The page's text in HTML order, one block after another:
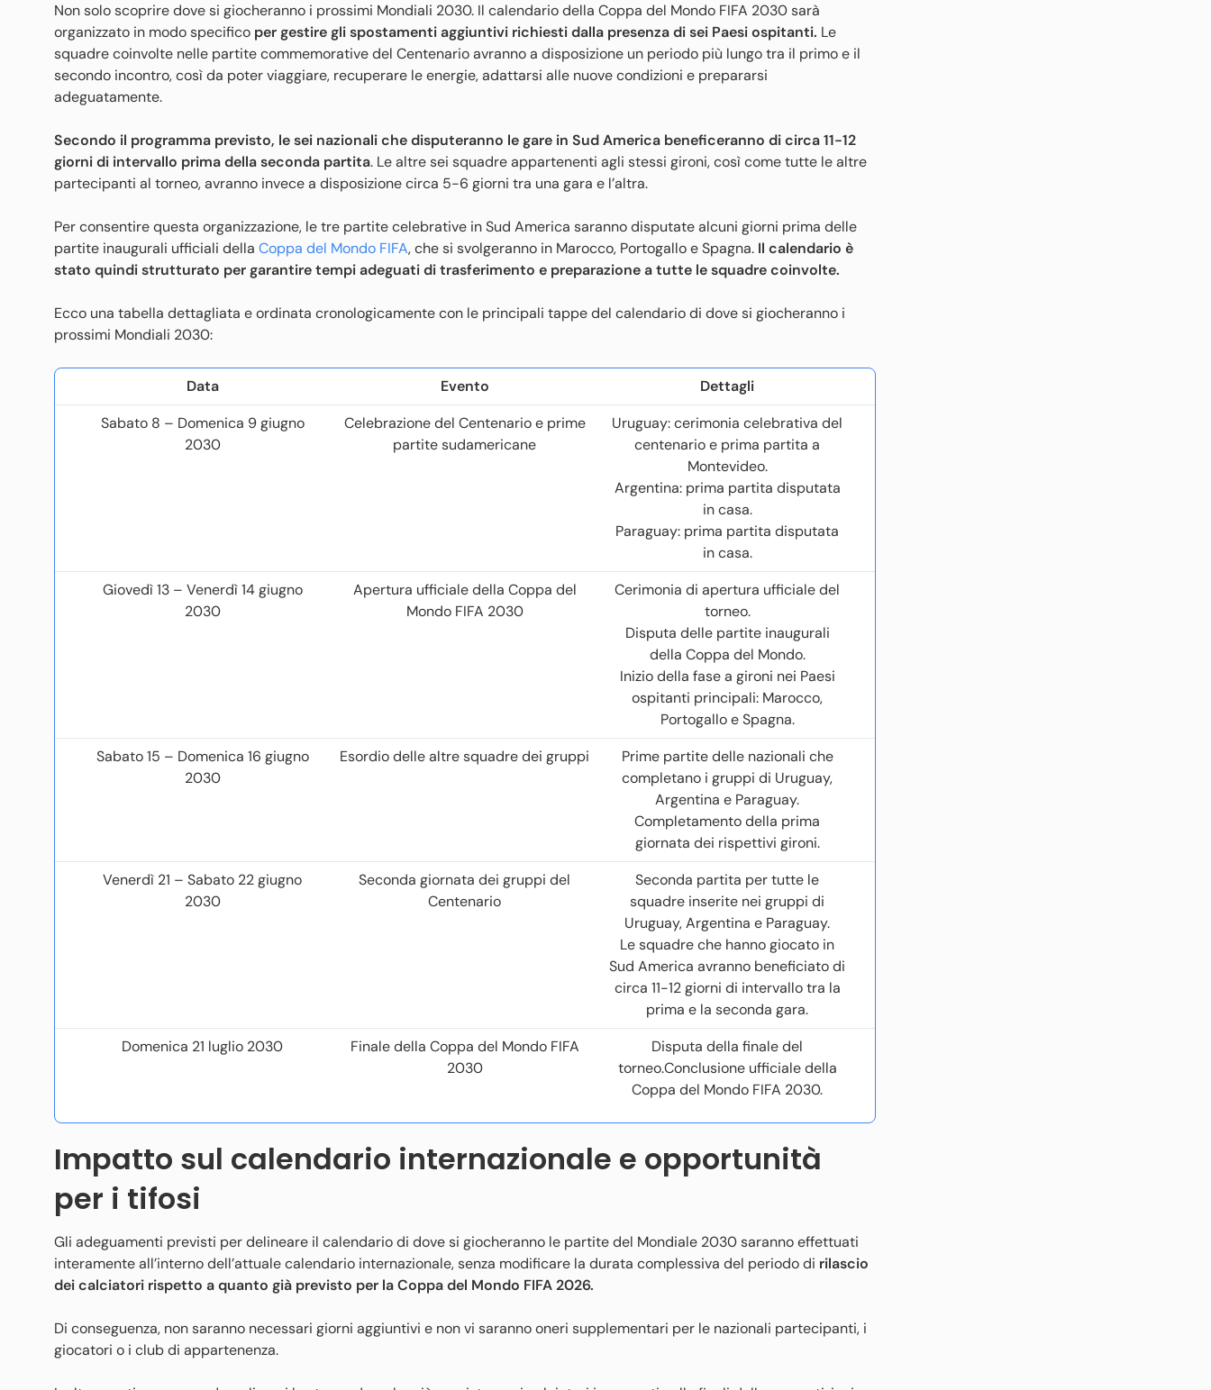
Non solo scoprire dove si giocheranno i prossimi Mondiali 2030. Il calendario della Coppa del Mondo FIFA 2030 sarà
organizzato in modo specifico per gestire gli spostamenti aggiuntivi richiesti dalla presenza di sei Paesi ospitanti. Le
squadre coinvolte nelle partite commemorative del Centenario avranno a disposizione un periodo più lungo tra il primo e il
secondo incontro, così da poter viaggiare, recuperare le energie, adattarsi alle nuove condizioni e prepararsi
adeguatamente.
Secondo il programma previsto, le sei nazionali che disputeranno le gare in Sud America beneficeranno di circa 11-12
giorni di intervallo prima della seconda partita. Le altre sei squadre appartenenti agli stessi gironi, così come tutte le altre
partecipanti al torneo, avranno invece a disposizione circa 5-6 giorni tra una gara e l’altra.
Per consentire questa organizzazione, le tre partite celebrative in Sud America saranno disputate alcuni giorni prima delle
partite inaugurali ufficiali della Coppa del Mondo FIFA, che si svolgeranno in Marocco, Portogallo e Spagna. Il calendario è
stato quindi strutturato per garantire tempi adeguati di trasferimento e preparazione a tutte le squadre coinvolte.
Ecco una tabella dettagliata e ordinata cronologicamente con le principali tappe del calendario di dove si giocheranno i
prossimi Mondiali 2030:
Data Evento
Dettagli
Sabato 8 – Domenica 9 giugno
2030
Celebrazione del Centenario e prime
partite sudamericane
Uruguay: cerimonia celebrativa del
centenario e prima partita a
Montevideo.
Argentina: prima partita disputata
in casa.
Paraguay: prima partita disputata
in casa.
Giovedì 13 – Venerdì 14 giugno
2030
Apertura ufficiale della Coppa del
Mondo FIFA 2030
Cerimonia di apertura ufficiale del
torneo.
Disputa delle partite inaugurali
della Coppa del Mondo.
Inizio della fase a gironi nei Paesi
ospitanti principali: Marocco,
Portogallo e Spagna.
Sabato 15 – Domenica 16 giugno
2030
Esordio delle altre squadre dei gruppi
Prime partite delle nazionali che
completano i gruppi di Uruguay,
Argentina e Paraguay.
Completamento della prima
giornata dei rispettivi gironi.
Venerdì 21 – Sabato 22 giugno
2030
Seconda giornata dei gruppi del
Centenario
Seconda partita per tutte le
squadre inserite nei gruppi di
Uruguay, Argentina e Paraguay.
Le squadre che hanno giocato in
Sud America avranno beneficiato di
circa 11-12 giorni di intervallo tra la
prima e la seconda gara.
Domenica 21 luglio 2030
Finale della Coppa del Mondo FIFA
2030
Disputa della finale del
torneo.Conclusione ufficiale della
Coppa del Mondo FIFA 2030.
Impatto sul calendario internazionale e opportunità
per i tifosi
Gli adeguamenti previsti per delineare il calendario di dove si giocheranno le partite del Mondiale 2030 saranno effettuati
interamente all’interno dell’attuale calendario internazionale, senza modificare la durata complessiva del periodo di rilascio
dei calciatori rispetto a quanto già previsto per la Coppa del Mondo FIFA 2026.
Di conseguenza, non saranno necessari giorni aggiuntivi e non vi saranno oneri supplementari per le nazionali partecipanti, i
giocatori o i club di appartenenza.